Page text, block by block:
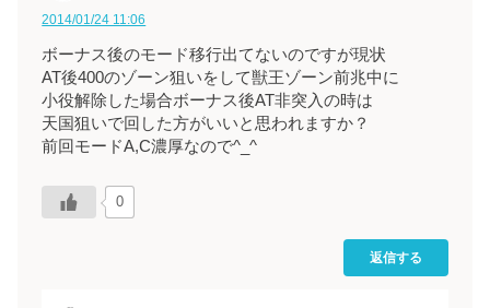
2014/01/24 11:06
ボーナス後のモード移行出てないのですが現状
AT後400のゾーン狙いをして獣王ゾーン前兆中に
小役解除した場合ボーナス後AT非突入の時は
天国狙いで回した方がいいと思われますか？
前回モードA,C濃厚なので^_^
0
返信する